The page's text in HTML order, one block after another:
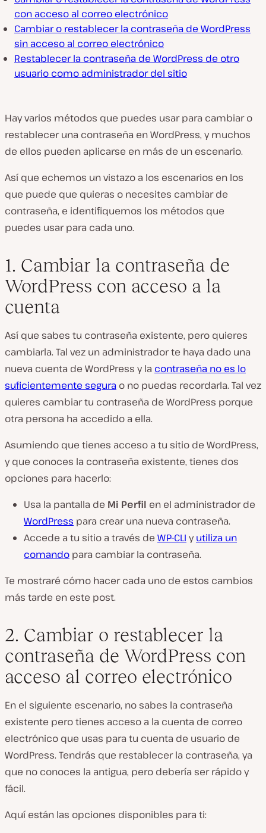
con acceso al correo electrónico
Cambiar o restablecer la contraseña de WordPress
sin acceso al correo electrónico
Restablecer la contraseña de WordPress de otro
usuario como administrador del sitio
Hay varios métodos que puedes usar para cambiar o
restablecer una contraseña en WordPress, y muchos
de ellos pueden aplicarse en más de un escenario.
Así que echemos un vistazo a los escenarios en los
que puede que quieras o necesites cambiar de
contraseña, e identifiquemos los métodos que
puedes usar para cada uno.
1. Cambiar la contraseña de
WordPress con acceso a la
cuenta
Así que sabes tu contraseña existente, pero quieres
cambiarla. Tal vez un administrador te haya dado una
nueva cuenta de WordPress y la contraseña no es lo
suficientemente segura o no puedas recordarla. Tal vez
quieres cambiar tu contraseña de WordPress porque
otra persona ha accedido a ella.
Asumiendo que tienes acceso a tu sitio de WordPress,
y que conoces la contraseña existente, tienes dos
opciones para hacerlo:
Usa la pantalla de Mi Perfil en el administrador de
WordPress para crear una nueva contraseña.
Accede a tu sitio a través de WP-CLI yutiliza un
comando para cambiar la contraseña.
Te mostraré cómo hacer cada uno de estos cambios
más tarde en este post.
2. Cambiar o restablecer la
contraseña de WordPress con
acceso al correo electrónico
En el siguiente escenario, no sabes la contraseña
existente pero tienes acceso a la cuenta de correo
electrónico que usas para tu cuenta de usuario de
WordPress. Tendrás que restablecer la contraseña, ya
que no conoces la antigua, pero debería ser rápido y
fácil.
Aquí están las opciones disponibles para ti: